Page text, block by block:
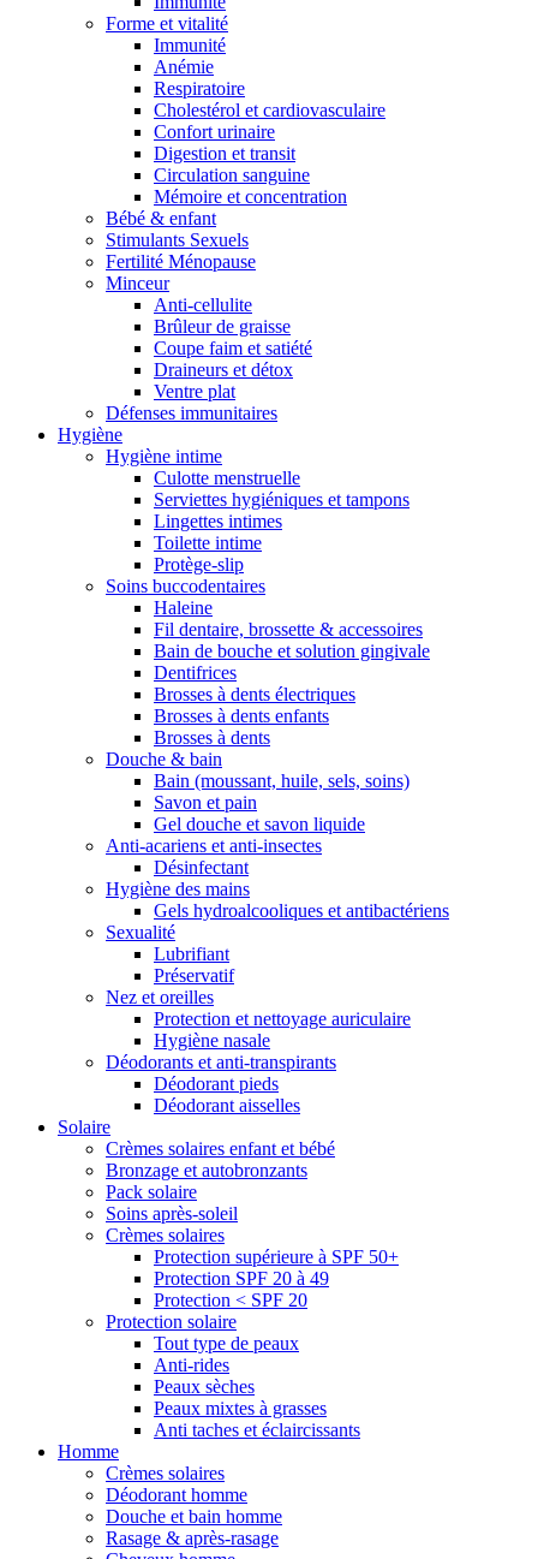
Forme et vitalité
Immunité
Anémie
Respiratoire
Cholestérol et cardiovasculaire
Confort urinaire
Digestion et transit
Circulation sanguine
Mémoire et concentration
Bébé & enfant
Stimulants Sexuels
Fertilité Ménopause
Minceur
Anti-cellulite
Brûleur de graisse
Coupe faim et satiété
Draineurs et détox
Ventre plat
Défenses immunitaires
Hygiène
Hygiène intime
Culotte menstruelle
Serviettes hygiéniques et tampons
Lingettes intimes
Toilette intime
Protège-slip
Soins buccodentaires
Haleine
Fil dentaire, brossette & accessoires
Bain de bouche et solution gingivale
Dentifrices
Brosses à dents électriques
Brosses à dents enfants
Brosses à dents
Douche & bain
Bain (moussant, huile, sels, soins)
Savon et pain
Gel douche et savon liquide
Anti-acariens et anti-insectes
Désinfectant
Hygiène des mains
Gels hydroalcooliques et antibactériens
Sexualité
Lubrifiant
Préservatif
Nez et oreilles
Protection et nettoyage auriculaire
Hygiène nasale
Déodorants et anti-transpirants
Déodorant pieds
Déodorant aisselles
Solaire
Crèmes solaires enfant et bébé
Bronzage et autobronzants
Pack solaire
Soins après-soleil
Crèmes solaires
Protection supérieure à SPF 50+
Protection SPF 20 à 49
Protection < SPF 20
Protection solaire
Tout type de peaux
Anti-rides
Peaux sèches
Peaux mixtes à grasses
Anti taches et éclaircissants
Homme
Crèmes solaires
Déodorant homme
Douche et bain homme
Rasage & après-rasage